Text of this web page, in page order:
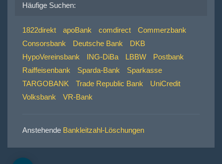
Häufige Suchen:
1822direkt apoBank comdirect
Commerzbank
Consorsbank
Deutsche Bank
DKB
HypoVereinsbank
ING-DiBa LBBW
Postbank
Raiffeisenbank
Sparda-Bank
Sparkasse
TARGOBANK
Trade Republic Bank
UniCredit
Volksbank
VR-Bank
Anstehende Bankleitzahl-Löschungen